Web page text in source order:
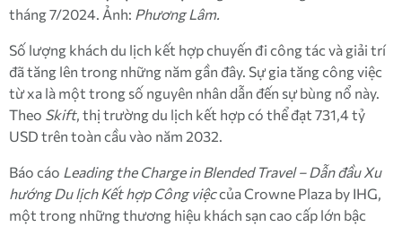
tháng 7/2024. Ảnh: Phương Lâm.
Số lượng khách du lịch kết hợp chuyến đi công tác và giải trí
đã tăng lên trong những năm gần đây. Sự gia tăng công việc
từ xa là một trong số nguyên nhân dẫn đến sự bùng nổ này.
Theo Skift, thị trường du lịch kết hợp có thể đạt 731,4 tỷ
USD trên toàn cầu vào năm 2032.
Báo cáo Leading the Charge in Blended Travel – Dẫn đầu Xu
hướng Du lịch Kết hợp Công việccủa Crowne Plaza by IHG,
một trong những thương hiệu khách sạn cao cấp lớn bậc